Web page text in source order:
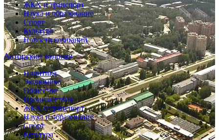
ЖКХ и транспорт
Наука и образование
Спорт
Культура
Новости компаний
Авторские колонки
Политика
Экономика
Общество
Происшествия
ЖКХ и транспорт
Наука и образование
Спорт
Культура